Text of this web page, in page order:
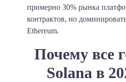
примерно 30% рынка
контрактов, но
Ethereum.
Почему все
Solana в